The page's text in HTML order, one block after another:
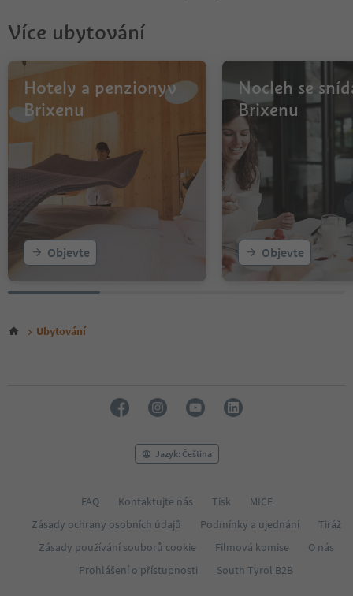
Více ubytování
Hotely a penzionyv
Brixenu
Objevte
Nocleh se
Brixenu
Objevte
Ubytování
Jazyk: Čeština
FAQ Kontaktujte nás Tisk
MICE
Zásady ochrany osobních údajů
Podmínky a ujednání
Tiráž
Zásady používání souborů cookie
Filmová komise
O nás
Prohlášení o přístupnosti
South Tyrol B2B